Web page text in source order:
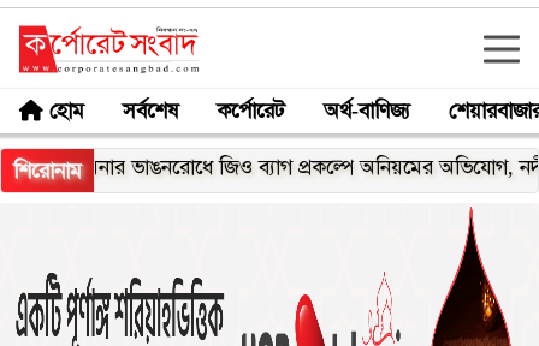
হোম সর্বশেষ কর্পোরেট অর্থ-বাণিজ্য
শিরোনামভাঙনরোধে জিও ব্যাগ প্রকল্পে অনিয়মের অভিযোগ, নদীরকূলে